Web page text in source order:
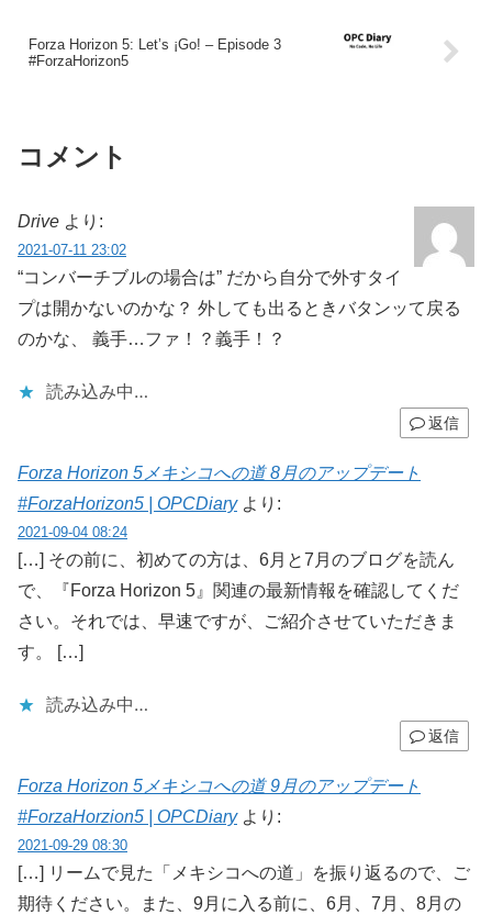
Forza Horizon 5: Let’s ¡Go! – Episode 3
#ForzaHorizon5
コメント
Drive より:
2021-07-11 23:02
“コンバーチブルの場合は” だから自分で外すタイ
プは開かないのかな？ 外しても出るときバタンッて戻る
のかな、 義手…ファ！？義手！？
読み込み中…
返信
Forza Horizon 5メキシコへの道 8月のアップデート
#ForzaHorizon5 | OPCDiary より:
2021-09-04 08:24
[…] その前に、初めての方は、6月と7月のブログを読ん
で、『Forza Horizon 5』関連の最新情報を確認してくだ
さい。それでは、早速ですが、ご紹介させていただきま
す。 […]
読み込み中…
返信
Forza Horizon 5メキシコへの道 9月のアップデート
#ForzaHorzion5 | OPCDiary より:
2021-09-29 08:30
[…] リームで見た「メキシコへの道」を振り返るので、ご
期待ください。また、9月に入る前に、6月、7月、8月の